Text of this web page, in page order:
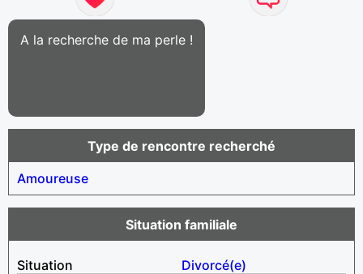
A la recherche de ma perle !
Type de rencontre recherché
Amoureuse
Situation familiale
Situation
Divorcé(e)